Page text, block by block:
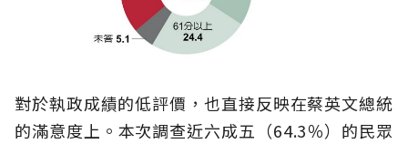
對於執政成績的低評價，也直接反映在蔡英文總統
的滿意度上。本次調查近六成五（64.3％）的民眾